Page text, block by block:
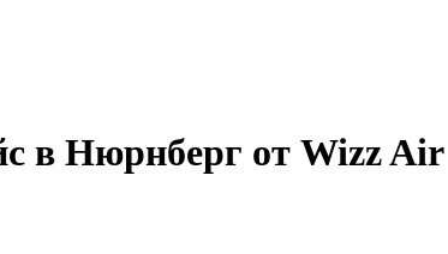
в Нюрнберг от Wizz Air